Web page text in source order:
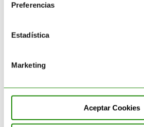
Preferencias
Estadística
Marketing
Aceptar Cookies
reducción no debe verse como
transformación empresarial
Entre los beneficios más
Alineación con los